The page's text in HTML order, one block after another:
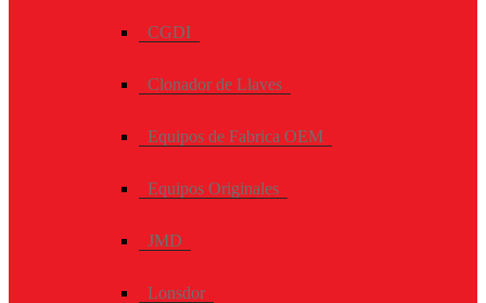
CGDI
Clonador de Llaves
Equipos de Fabrica OEM
Equipos Originales
JMD
Lonsdor